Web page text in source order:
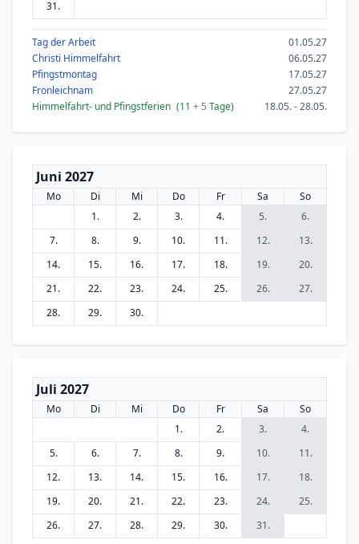
31.
Tag der Arbeit
01.05.27
Christi Himmelfahrt
06.05.27
Pfingstmontag
17.05.27
Fronleichnam
27.05.27
Himmelfahrt- und Pfingstferien (11 + 5 Tage) 18.05. - 28.05.
Juni 2027
Mo Di Mi Do Fr Sa
So
1.
2. 3. 4. 5.
6.
7.
8. 9. 10. 11. 12.
13.
14.
15. 16. 17. 18. 19.
20.
21.
22. 23. 24. 25. 26.
27.
28.
29. 30.
Juli 2027
Mo Di Mi Do Fr Sa
So
1.
2. 3.
4.
5.
6. 7. 8. 9. 10.
11.
12.
13. 14. 15. 16. 17.
18.
19.
20. 21. 22. 23. 24.
25.
26.
27. 28. 29. 30. 31.